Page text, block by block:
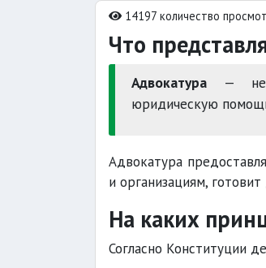
14197 количество
Что
Адвокатура —
юридическую
Адвокатура
и организациям,
На каких
Согласно Конституции